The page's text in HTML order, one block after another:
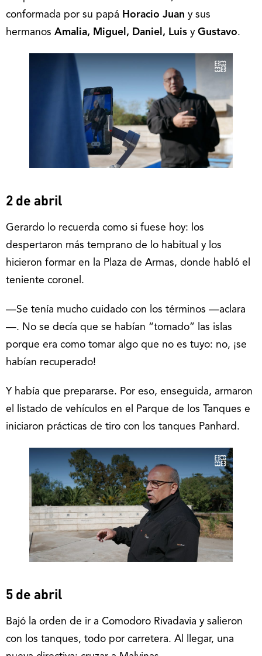
conformada por su papá Horacio Juan y sus
hermanos Amalia, Miguel, Daniel, Luis yGustavo.
2 de abril
Gerardo lo recuerda como si fuese hoy: los
despertaron más temprano de lo habitual y los
hicieron formar en la Plaza de Armas, donde habló el
teniente coronel.
—Se tenía mucho cuidado con los términos —aclara
—. No se decía que se habían “tomado” las islas
porque era como tomar algo que no es tuyo: no, ¡se
habían recuperado!
Y había que prepararse. Por eso, enseguida, armaron
el listado de vehículos en el Parque de los Tanques e
iniciaron prácticas de tiro con los tanques Panhard.
5 de abril
Bajó la orden de ir a Comodoro Rivadavia y salieron
con los tanques, todo por carretera. Al llegar, una